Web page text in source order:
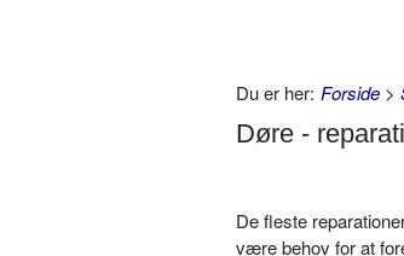
Du er her: Forside >
Døre -
De fleste
være behov for at